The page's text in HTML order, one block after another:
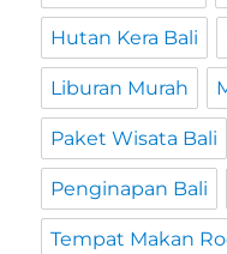
Hutan Kera Bali
Liburan Murah
Paket Wisata Bali
Penginapan Bali
Tempat Makan